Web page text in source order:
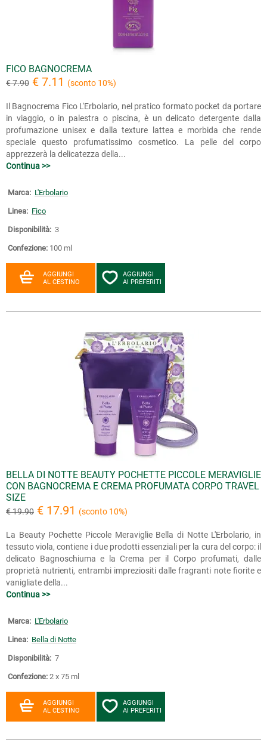
FICO BAGNOCREMA
€ 7.90 € 7.11 (sconto 10%)
Il Bagnocrema Fico L'Erbolario, nel pratico formato pocket da portare
in viaggio, o in palestra o piscina, è un delicato detergente dalla
profumazione unisex e dalla texture lattea e morbida che rende
speciale questo profumatissimo cosmetico. La pelle del corpo
apprezzerà la delicatezza della...
Continua >>
Marca: L'Erbolario
Linea: Fico
Disponibilità: 3
Confezione: 100 ml
AGGIUNGI
AL CESTINO
AGGIUNGI
AI PREFERITI
BELLA DI NOTTE BEAUTY POCHETTE PICCOLE MERAVIGLIE
CON BAGNOCREMA E CREMA PROFUMATA CORPO TRAVEL
SIZE
€ 19.90 € 17.91 (sconto 10%)
La Beauty Pochette Piccole Meraviglie Bella di Notte L'Erbolario, in
tessuto viola, contiene i due prodotti essenziali per la cura del corpo: il
delicato Bagnoschiuma e la Crema per il Corpo profumati, dalle
proprietà nutrienti, entrambi impreziositi dalle fragranti note fiorite e
vanigliate della...
Continua >>
Marca: L'Erbolario
Linea: Bella di Notte
Disponibilità: 7
Confezione: 2 x 75 ml
AGGIUNGI
AL CESTINO
AGGIUNGI
AI PREFERITI